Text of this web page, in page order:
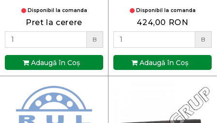
Disponibil la comanda
Pret la cerere
B
Adaugă în Coş
Disponibil la comanda
424,00 RON
B
Adaugă în Coş